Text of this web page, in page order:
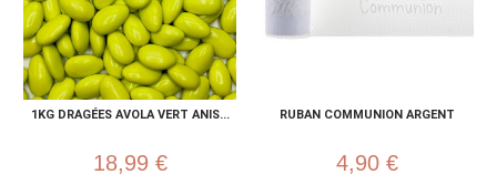
1KG DRAGÉES AVOLA VERT ANIS...
18,99 €
RUBAN COMMUNION ARGENT
4,90 €